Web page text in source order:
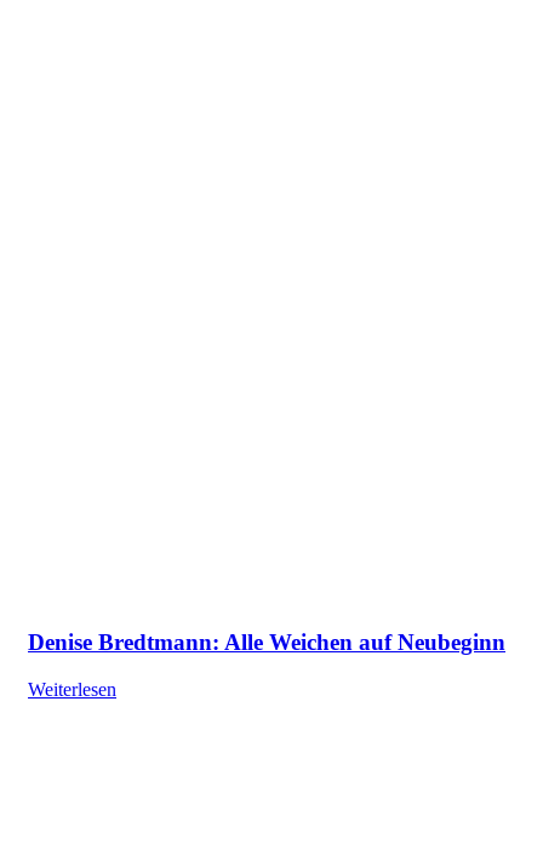
Denise Bredtmann: Alle Weichen auf Neubeginn
Weiterlesen